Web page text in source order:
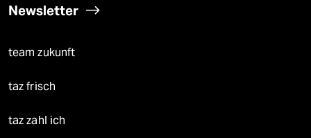
Newsletter
team zukunft
taz frisch
taz zahl ich